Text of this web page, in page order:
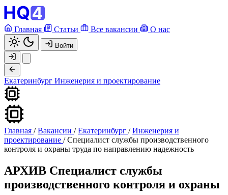
Главная Статьи Все вакансии О нас
Войти
Екатеринбург Инженерия и проектирование
Главная / Вакансии / Екатеринбург / Инженерия и
проектирование / Специалист службы производственного
контроля и охраны труда по направлению надежность
АРХИВ Специалист службы
производственного контроля и охраны